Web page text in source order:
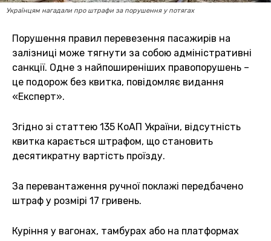
Українцям нагадали про штрафи за порушення у потягах
Порушення правил перевезення пасажирів на
залізниці може тягнути за собою адміністративні
санкції. Одне з найпоширеніших правопорушень –
це подорож без квитка, повідомляє видання
«Експерт».
Згідно зі статтею 135 КоАП України, відсутність
квитка карається штрафом, що становить
десятикратну вартість проїзду.
За перевантаження ручної поклажі передбачено
штраф у розмірі 17 гривень.
Куріння у вагонах, тамбурах або на платформах